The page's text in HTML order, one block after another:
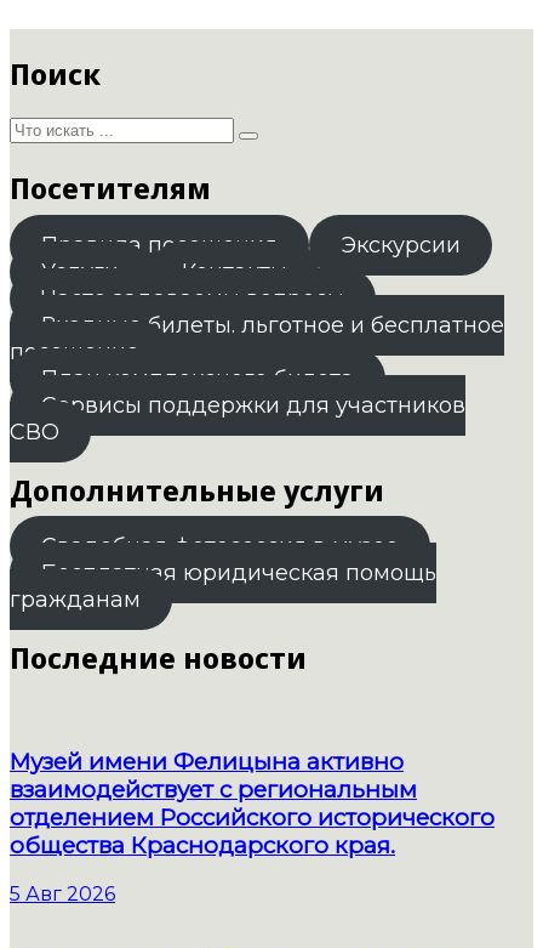
Поиск
Посетителям
Правила посещения
Экскурсии
Услуги
Контакты
Часто задаваемы вопросы
Входные билеты. льготное и бесплатное
посещение
План комплексного билета
Сервисы поддержки для участников
СВО
Дополнительные услуги
Свадебная фотосессия в музее
Бесплатная юридическая помощь
гражданам
Последние новости
Музей имени Фелицына активно
взаимодействует с региональным
отделением Российского исторического
общества Краснодарского края.
5 Авг 2026